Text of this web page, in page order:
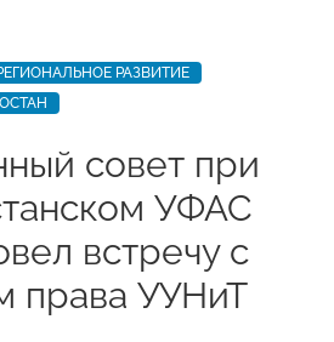
РАЗВИТИЕ
совет при
УФАС
встречу с
права УУНиТ